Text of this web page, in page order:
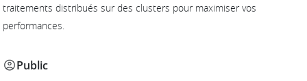
traitements distribués sur des clusters pour maximiser vos
performances.
Public